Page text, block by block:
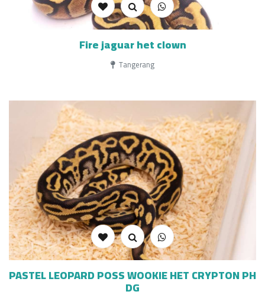
Fire jaguar het clown
Tangerang
PASTEL LEOPARD POSS WOOKIE HET CRYPTON PH
DG